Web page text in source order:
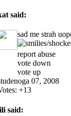
said:
sad me strah
report abuse
vote down
vote up
07, 2008
+13
said: